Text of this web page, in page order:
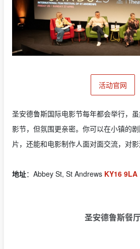
活动官网
圣安德鲁斯国际电影节每年都会举行，
影节，但氛围更亲密。你可以在小镇的
片，还能和电影制作人面对面交流，对影
地址：Abbey St, St Andrews KY16 9LA
圣安德鲁斯餐